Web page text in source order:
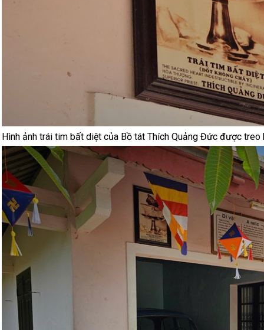
Hình ảnh trái tim bất diệt của Bồ tát Thích Quảng Đức được